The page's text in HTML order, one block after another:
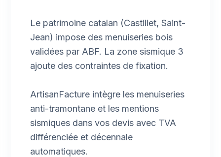
Le patrimoine catalan (Castillet, Saint-
Jean) impose des menuiseries bois
validées par ABF. La zone sismique 3
ajoute des contraintes de fixation.
ArtisanFacture intègre les menuiseries
anti-tramontane et les mentions
sismiques dans vos devis avec TVA
différenciée et décennale
automatiques.